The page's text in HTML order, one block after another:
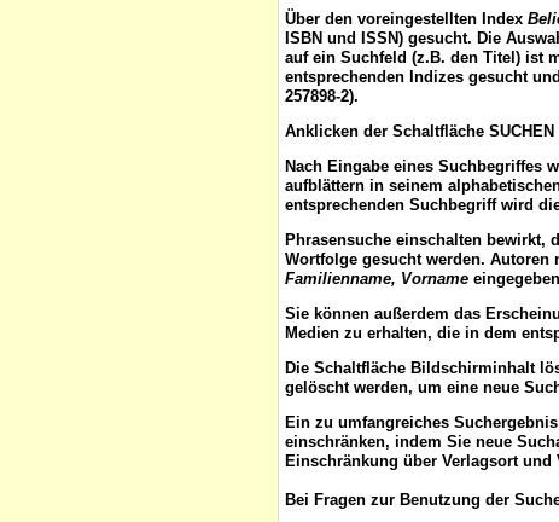
Über den voreingestellten Index
ISBN und ISSN) gesucht. Die
auf ein Suchfeld (z.B. den Titel) ist
entsprechenden Indizes gesucht
257898-2).
Anklicken der Schaltfläche SUCHEN
Nach Eingabe eines Suchbegriffes
aufblättern in seinem
entsprechenden Suchbegriff wird
Phrasensuche einschalten bewirkt,
Wortfolge gesucht werden.
Familienname, Vorname
Sie können außerdem das
Medien zu erhalten, die in dem
Die Schaltfläche Bildschirminhalt
gelöscht werden, um eine neue
Ein zu umfangreiches
einschränken, indem Sie neue
Einschränkung über Verlagsort und
Bei Fragen zur Benutzung der